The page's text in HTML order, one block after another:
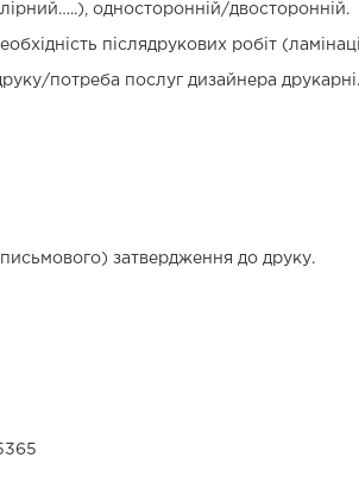
односторонній/двосторонній.
післядрукових робіт
потреба послуг дизайнера друкарні.
затвердження до друку.